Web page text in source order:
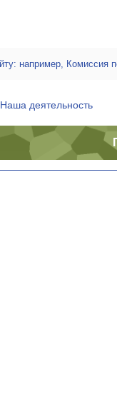
Наша деятельность